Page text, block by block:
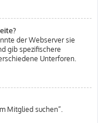
der Webserver sie
gib spezifischere
Unterforen.
Mitglied suchen“.